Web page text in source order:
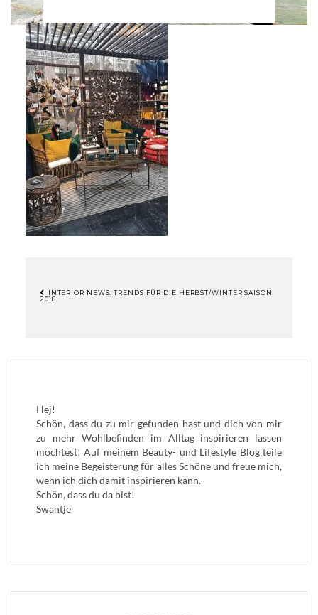
INTERIOR NEWS: TRENDS FÜR DIE HERBST/WINTER SAISON
2018
Hej!
Schön, dass du zu mir gefunden hast und dich von mir
zu mehr Wohlbefinden im Alltag inspirieren lassen
möchtest! Auf meinem Beauty- und Lifestyle Blog teile
ich meine Begeisterung für alles Schöne und freue mich,
wenn ich dich damit inspirieren kann.
Schön, dass du da bist!
Swantje